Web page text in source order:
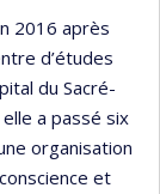
2016 après
d’études
du Sacré-
a passé six
organisation
et